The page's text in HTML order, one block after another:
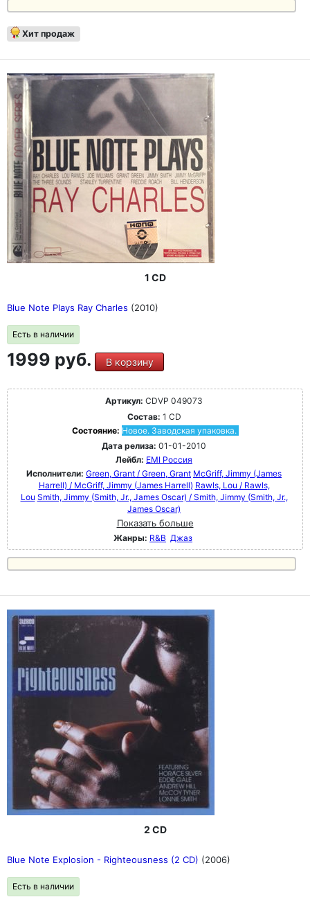
Хит продаж
1 CD
Blue Note Plays Ray Charles (2010)
Есть в наличии
1999 руб. В корзину
Артикул: CDVP 049073
Состав: 1 CD
Состояние: Новое. Заводская упаковка.
Дата релиза: 01-01-2010
Лейбл: EMI Россия
Исполнители: Green, Grant / Green, Grant McGriff, Jimmy (James
Harrell) / McGriff, Jimmy (James Harrell) Rawls, Lou / Rawls,
Lou Smith, Jimmy (Smith, Jr., James Oscar) / Smith, Jimmy (Smith, Jr.,
James Oscar)
Показать больше
Жанры: R&B Джаз
2 CD
Blue Note Explosion - Righteousness (2 CD) (2006)
Есть в наличии